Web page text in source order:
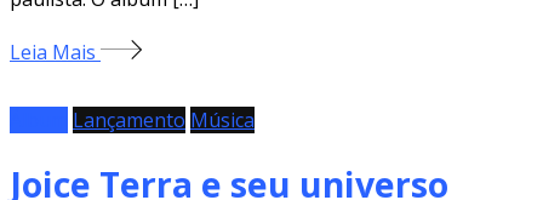
Leia Mais
Lançamento Música
Joice Terra e seu universo